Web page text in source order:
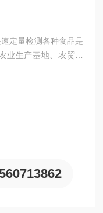
定量检测各种食品是
业生产基地、农贸市
全进行监测。本系列
和96通